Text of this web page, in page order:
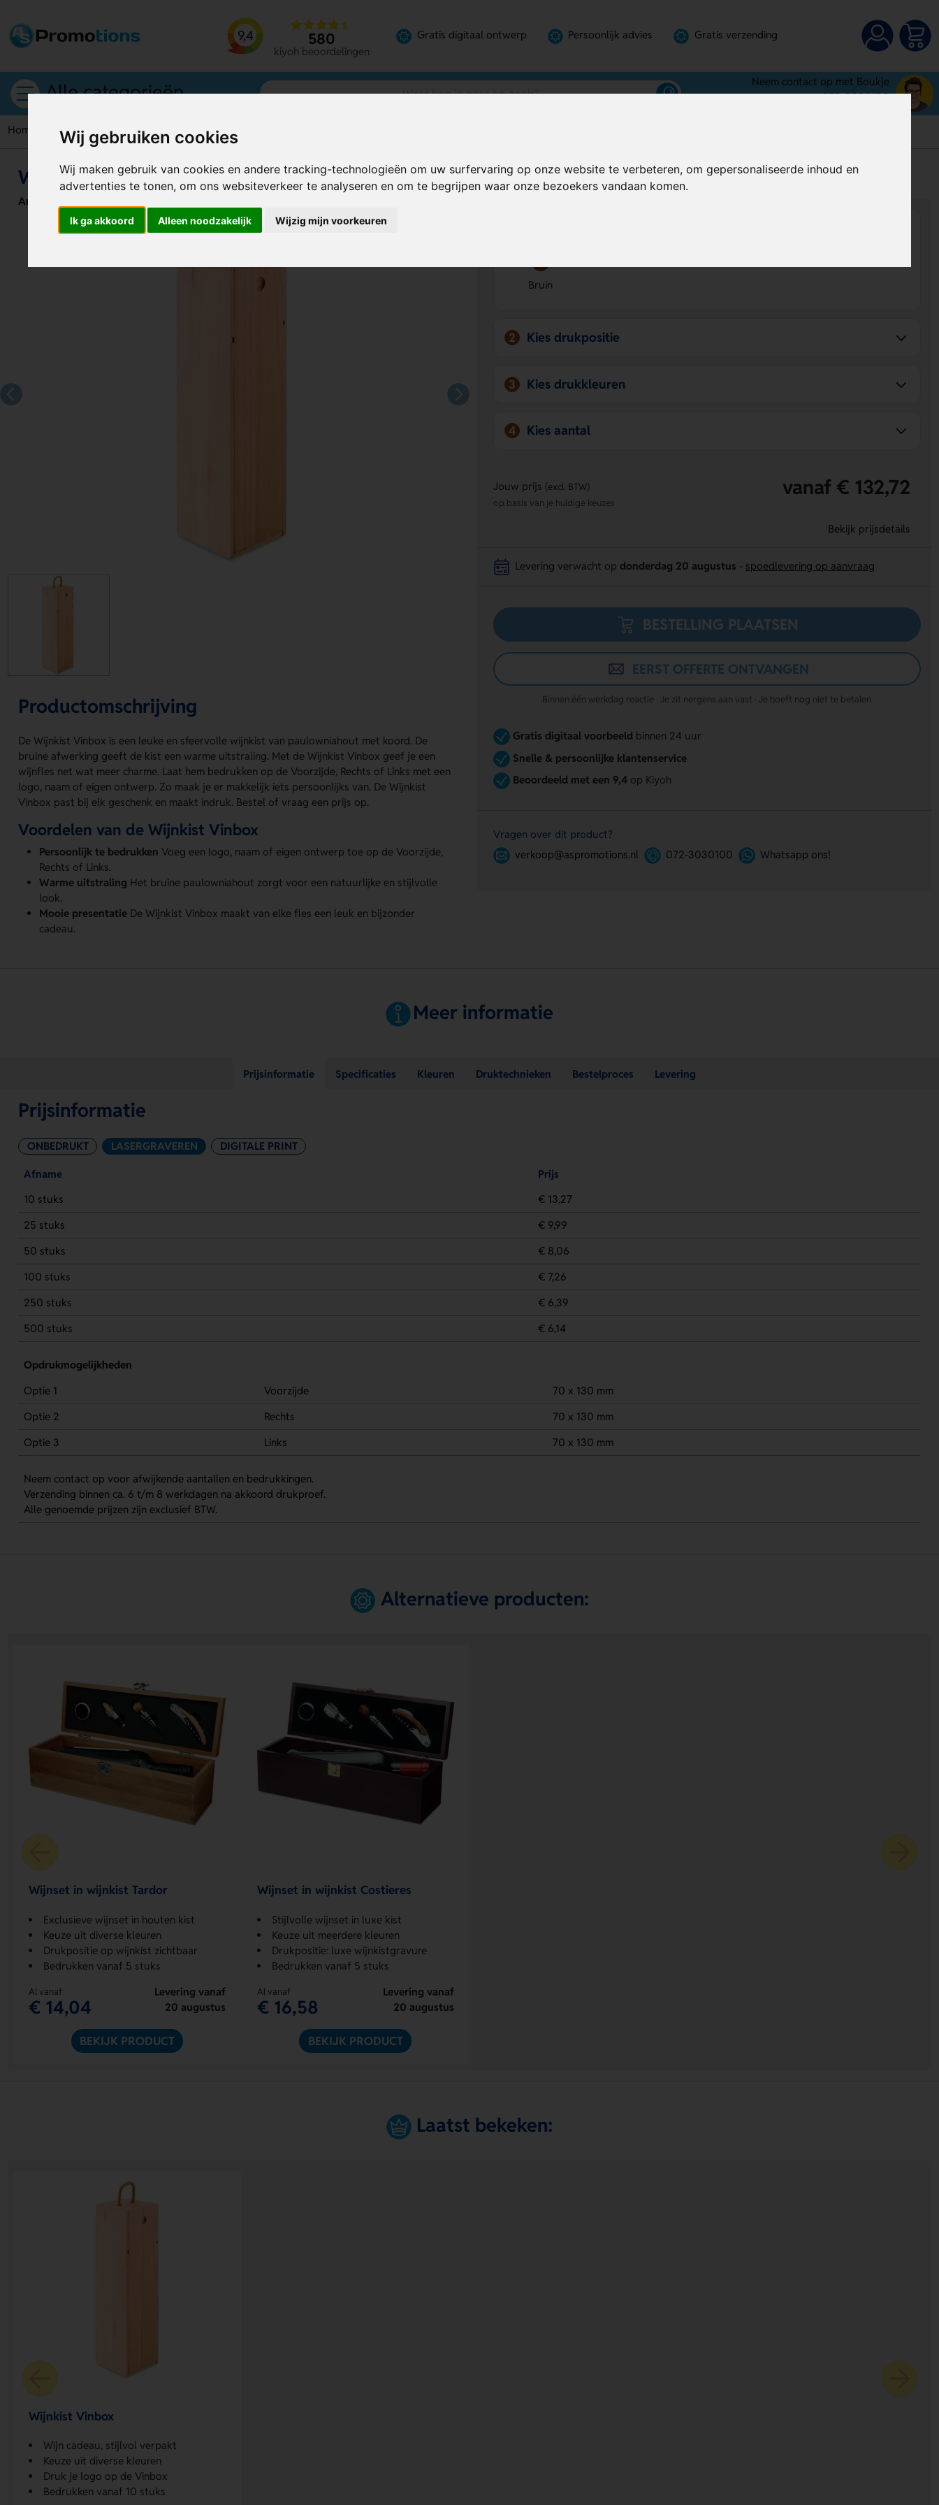
Wij gebruiken cookies
Wij maken gebruik van cookies en andere tracking-technologieën om uw surfervaring op onze website te verbeteren, om gepersonaliseerde inhoud en
advertenties te tonen, om ons websiteverkeer te analyseren en om te begrijpen waar onze bezoekers vandaan komen.
Ik ga akkoord Alleen noodzakelijk Wijzig mijn voorkeuren
9,4 580
kiyoh beoordelingen
Gratis digitaal ontwerp Persoonlijk advies Gratis verzending
Alle categorieën
Neem contact op met Boukje
072-3030100
Home Wijnkisten Wijnkist Vinbox
Wijnkist Vinbox
Artikelnummer:
Productomschrijving
De Wijnkist Vinbox is een leuke en sfeervolle wijnkist van paulowniahout met koord. De
bruine afwerking geeft de kist een warme uitstraling. Met de Wijnkist Vinbox geef je een
wijnfles net wat meer charme. Laat hem bedrukken op de Voorzijde, Rechts of Links met een
logo, naam of eigen ontwerp. Zo maak je er makkelijk iets persoonlijks van. De Wijnkist
Vinbox past bij elk geschenk en maakt indruk. Bestel of vraag een prijs op.
Voordelen van de Wijnkist Vinbox
Persoonlijk te bedrukken Voeg een logo, naam of eigen ontwerp toe op de Voorzijde,
Rechts of Links.
Warme uitstraling Het bruine paulowniahout zorgt voor een natuurlijke en stijlvolle
look.
Mooie presentatie De Wijnkist Vinbox maakt van elke fles een leuk en bijzonder
cadeau.
Bereken mijn prijs Al vanaf€ 6,14per stuk (excl. BTW)
Bruin
2 Kies drukpositie
3 Kies drukkleuren
4 Kies aantal
Jouw prijs (excl. BTW) vanaf € 132,72
op basis van je huidige keuzes
Bekijk prijsdetails
Levering verwacht op donderdag 20 augustus spoedlevering op aanvraag
BESTELLING PLAATSEN
EERST OFFERTE ONTVANGEN
Binnen één werkdag reactie · Je zit nergens aan vast · Je hoeft nog niet te betalen
Gratis digitaal voorbeeldbinnen 24 uur
Snelle & persoonlijke klantenservice
Beoordeeld met een 9,4op Kiyoh
Vragen over dit product?
verkoop@aspromotions.nl
072-3030100 Whatsapp ons!
Meer informatie
Prijsinformatie Specificaties Kleuren Druktechnieken Bestelproces Levering
Prijsinformatie
ONBEDRUKT LASERGRAVEREN DIGITALE PRINT
Afname
Prijs
10 stuks
€ 13,27
25 stuks
€ 9,99
50 stuks
€ 8,06
100 stuks
€ 7,26
250 stuks
€ 6,39
500 stuks
€ 6,14
Opdrukmogelijkheden
Optie 1
Voorzijde
70 x 130 mm
Optie 2
Rechts
70 x 130 mm
Optie 3
Links 70 x 130 mm
Neem contact op voor afwijkende aantallen en bedrukkingen.
Verzending binnen ca. 6 t/m 8 werkdagen na akkoord drukproef.
Alle genoemde prijzen zijn exclusief BTW.
Alternatieve producten:
Wijnset in wijnkist Tardor
Exclusieve wijnset in houten kist
Keuze uit diverse kleuren
Drukpositie op wijnkist zichtbaar
Bedrukken vanaf 5 stuks
Al vanaf
€ 14,04
Levering vanaf
20 augustus
BEKIJK PRODUCT
Wijnset in wijnkist Costieres
Stijlvolle wijnset in luxe kist
Keuze uit meerdere kleuren
Drukpositie: luxe wijnkistgravure
Bedrukken vanaf 5 stuks
Al vanaf
€ 16,58
Levering vanaf
20 augustus
BEKIJK PRODUCT
Laatst bekeken:
Wijnkist Vinbox
Wijn cadeau, stijlvol verpakt
Keuze uit diverse kleuren
Druk je logo op de Vinbox
Bedrukken vanaf 10 stuks